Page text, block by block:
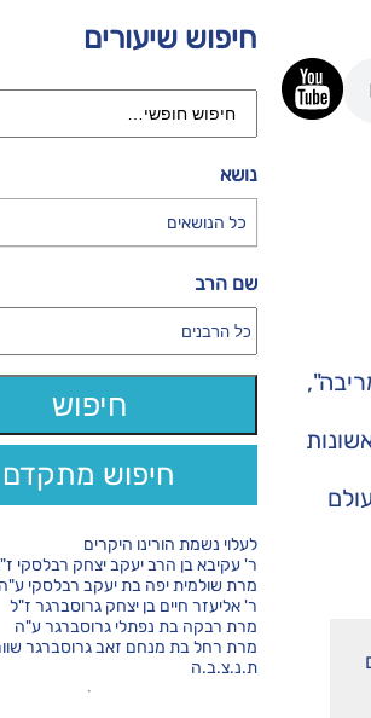
חיפוש שיעורים
נושא
כל הנושאים
שם הרב
חיפוש מתקדם
לעלוי נשמת הורינו היקרים
ר' עקיבא בן הרב יעקב יצחק רבלסקי
מרת שולמית יפה בת יעקב רבלסקי ע"ה
ר' אליעזר חיים בן יצחק גרוסברגר ז"ל
מרת רבקה בת נפתלי גרוסברגר ע"ה
מרת רחל בת מנחם זאב גרוסברגר
ת.נ.צ.ב.ה